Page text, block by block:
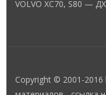
VOLVO XC70, S80 —
Copyright © 2001-2016